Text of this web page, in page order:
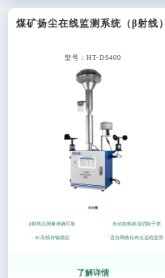
煤矿扬尘在线监测系统（β射线）
型号：HT-DS400
· β射线法测量准确可靠 · 自动加热除湿消除干扰
· 4G无线传输稳定 · 适合网格化布点远程监管
了解详情